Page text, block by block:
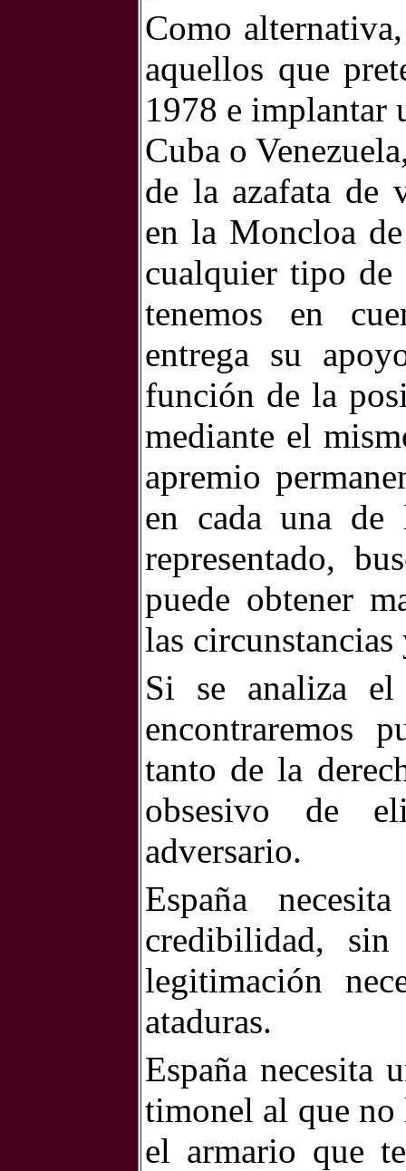
Como
aquellos que
1978 e implantar
Cuba o
de la azafata de
en la Moncloa
cualquier tipo de
tenemos en
entrega su
función de la
mediante el
apremio
en cada una de
representado,
puede obtener
las
Si se analiza el
encontraremos
tanto de la
obsesivo de
adversario.
España
credibilidad,
legitimación
ataduras.
España necesita
timonel al que no
el armario que